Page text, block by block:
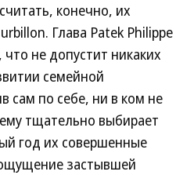
конечно, их
Глава Patek Philippe
не допустит никаких
семейной
сам по себе, ни в ком не
тщательно выбирает
год их совершенные
застывшей